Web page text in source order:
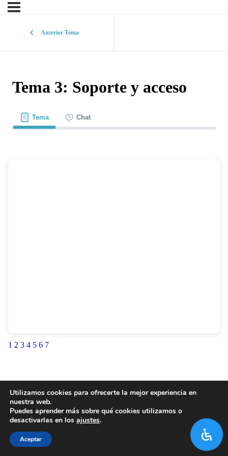
Anterior Tema
Tema 3: Soporte y acceso
Tema Chat
1 2 3 4 5 6 7
Utilizamos cookies para ofrecerte la mejor experiencia en
nuestra web.
Puedes aprender más sobre qué cookies utilizamos o
desactivarlas en los ajustes.
Aceptar